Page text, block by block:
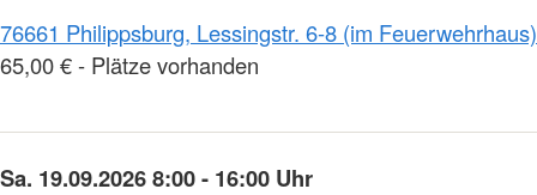
76661 Philippsburg, Lessingstr. 6-8 (im Feuerwehrhaus)
65,00 € - Plätze vorhanden
Sa. 19.09.2026 8:00 - 16:00 Uhr